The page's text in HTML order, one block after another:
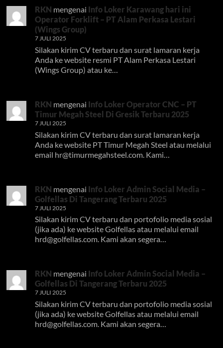
RKN mengenai Info Loker Karawang hari ini
Operator Forklift – PT Alam Perkasa Lestari
(Wings Group)
7 JULI 2025
Silakan kirim CV terbaru dan surat lamaran kerja
Anda ke website resmi PT Alam Perkasa Lestari
(Wings Group) atau ke…
RKN mengenai Info Loker Operator CNC – PT
Timur Megah Steel Di Gresik Terbaru 2025
7 JULI 2025
Silakan kirim CV terbaru dan surat lamaran kerja
Anda ke website PT Timur Megah Steel atau melalui
email hr@timurmegahsteel.com . Kami…
RKN mengenai Info Loker Admin Social Media –
Golfellas Di Tangerang Terbaru 2025
7 JULI 2025
Silakan kirim CV terbaru dan portofolio media sosial
(jika ada) ke website Golfellas atau melalui email
hrd@golfellas.com. Kami akan segera…
RKN mengenai Info Loker Admin Social Media –
Golfellas Di Tangerang Terbaru 2025
7 JULI 2025
Silakan kirim CV terbaru dan portofolio media sosial
(jika ada) ke website Golfellas atau melalui email
hrd@golfellas.com. Kami akan segera…